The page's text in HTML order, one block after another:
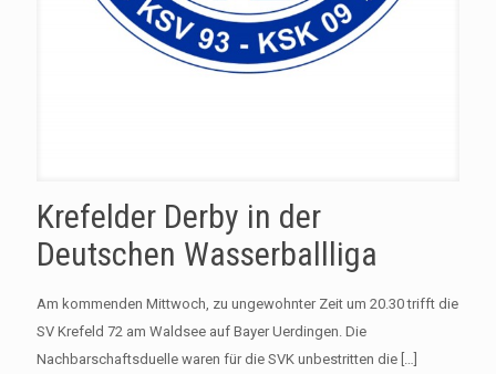
Krefelder Derby in der
Deutschen Wasserballliga
Am kommenden Mittwoch, zu ungewohnter Zeit um 20.30 trifft die
SV Krefeld 72 am Waldsee auf Bayer Uerdingen. Die
Nachbarschaftsduelle waren für die SVK unbestritten die